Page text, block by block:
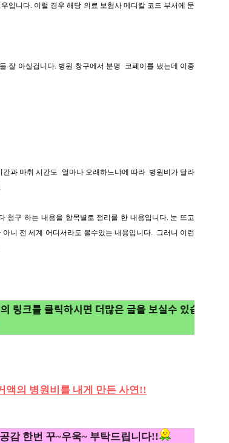
입니다. 이럴 경우 해당 의료 보험사메디칼 코드 부서에 문
잘 아실겁니다. 병원 창구에서 분명 코페이를 냈는데 이중
과 마취 시간도 얼마나 오래하느냐에 따라 병원비가 달라
구 하는 내용을 항목별로 정리를 한 내용입니다. 눈 뜨고
니 전 세계 어디서라도 볼수있는 내용입니다. 그러니 이런
크를 클릭하시면 더많은 글을 보실수 있습니
액의 병원비를 내게 만든 사연!!
감 한번 꾸~우욱~ 부탁드립니다!!